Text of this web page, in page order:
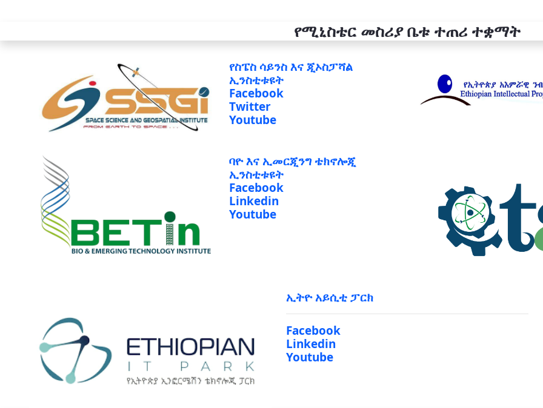
የሚኒስቴር መስሪያ ቤቱ ተጠሪ ተቋማት
የስፔስ ሳይንስ እና ጂኦስፓሻል
ኢንስቲቱዩት
Facebook
Twitter
Youtube
ባዮ እና ኢመርጂንግ ቴክኖሎጂ
ኢንስቲቱዩት
Facebook
Linkedin
Youtube
ኢትዮ አይሲቲ ፓርክ
Facebook
Linkedin
Youtube